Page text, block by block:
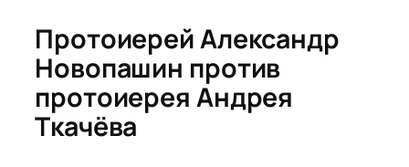
Протоиерей Александр
Новопашин против
протоиерея Андрея
Ткачёва